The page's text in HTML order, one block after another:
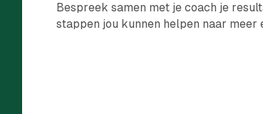
Bespreek samen met je coach je
stappen jou kunnen helpen naar meer